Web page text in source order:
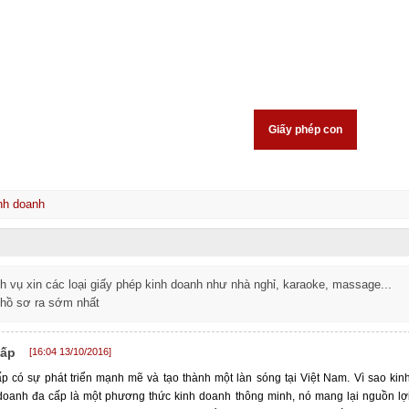
Giấy phép con
doanh
vụ xin các loại giấy phép kinh doanh như nhà nghỉ, karaoke, massage...
sơ ra sớm nhất
[16:04 13/10/2016]
có sự phát triển mạnh mẽ và tạo thành một làn sóng tại Việt Nam. Vì sao kinh
đa cấp là một phương thức kinh doanh thông minh, nó mang lại nguồn lợi